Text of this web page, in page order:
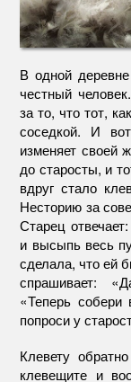
В одной
честный
за то, что тот,
соседкой. И
изменяет
до старосты, и
вдруг стало
Несторию за
Старец
и высыпь весь
сделала, что ей
спрашивает:
«Теперь
попроси у
Клевету
клевещите и